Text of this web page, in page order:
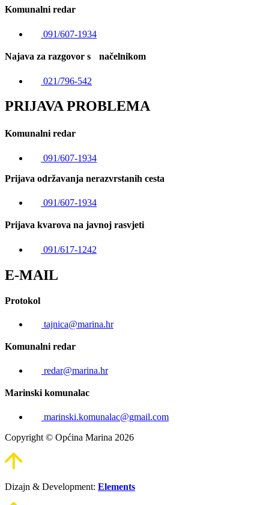
Komunalni redar
091/607-1934
Najava za razgovor s načelnikom
021/796-542
PRIJAVA PROBLEMA
Komunalni redar
091/607-1934
Prijava održavanja nerazvrstanih cesta
091/607-1934
Prijava kvarova na javnoj rasvjeti
091/617-1242
E-MAIL
Protokol
tajnica@marina.hr
Komunalni redar
redar@marina.hr
Marinski komunalac
marinski.komunalac@gmail.com
Copyright © Općina Marina 2026
Dizajn & Development: Elements